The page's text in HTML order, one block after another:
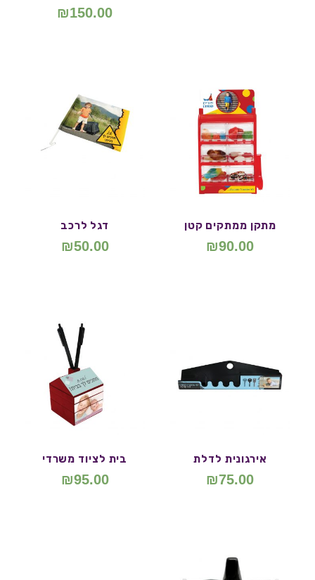
₪150.00
מתקן ממתקים קטן
₪90.00
דגל לרכב
₪50.00
אירגונית לדלת
₪75.00
בית לציוד משרדי
₪95.00